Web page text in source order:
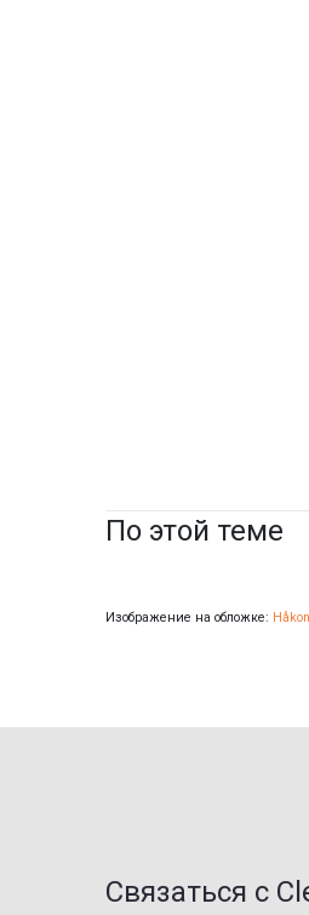
По этой теме
Изображение на обложке:
Связаться с